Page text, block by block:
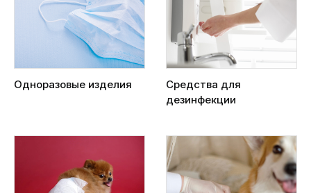
Одноразовые изделия
Средства для
дезинфекции